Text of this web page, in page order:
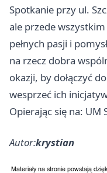
Spotkanie przy ul.
ale przede
pełnych pasji i
na rzecz dobra
okazji, by dołączyć
wesprzeć ich
Opierając się na: UM
Autor:krystian